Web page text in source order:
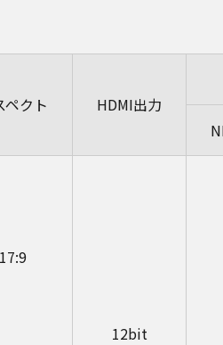
ペクト HDMI出力
17:9
12bit